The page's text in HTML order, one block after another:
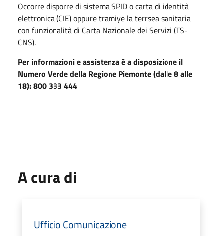
Occorre disporre di sistema SPID o carta di identità
elettronica (CIE) oppure tramiye la terrsea sanitaria
con funzionalità di Carta Nazionale dei Servizi (TS-
CNS).
Per informazioni e assistenza è a disposizione il
Numero Verde della Regione Piemonte (dalle 8 alle
18): 800 333 444
A cura di
Ufficio Comunicazione